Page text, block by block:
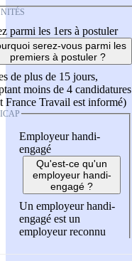
parmi les 1ers à postuler
serez-vous parmi les
premiers à postuler ?
de plus de 15 jours,
moins de 4 candidatures
France Travail est informé)
Employeur handi-
engagé
Qu'est-ce qu'un
employeur handi-
engagé ?
Un employeur handi-
engagé est un
employeur reconnu